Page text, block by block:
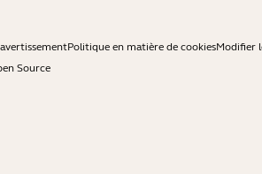
Politique en matière de cookiesModifier
Source